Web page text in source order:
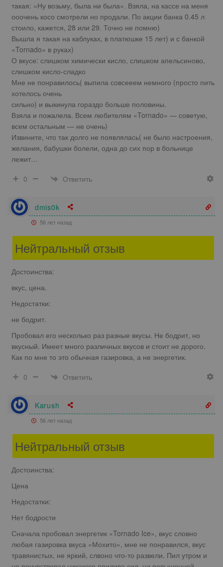
такая: «Ну возьму, была ни была». Взяла, на кассе на меня
ооочень косо смотрели но продали. По акции банка 0.45 л
стоило, кажется, 28 или 29. Точно не помню)
Вышла я такая на каблуках, в платюшке 15 лет) и с банкой
«Tornado» в руках)
О вкусе: слишком химически кисло, слишком апельсиново,
слишком кисло-сладко
Мне не понравилось( выпила совсееем немного (просто пить
хотелось очень
сильно) и выкинула гораздо больше половины.
Взяла и пожалела. Всем любителям «Tornado» — советую,
всем остальным — не очень)
Извините, что так долго не появлялась( не было настроения,
желания, бабушки болели, одна до сих пор в больнице
лежит…
0
Ответить
dmis0k
56 лет назад
Нейтральный отзыв
Достоинства:
вкус, цена.
Недостатки:
не бодрит.
Пробовал его несколько раз разные вкусы. Не бодрит, но
вкусный. Имеет много различных вкусов и стоит не дорого.
Как по мне то это обычная газировка, а не энергетик.
0
Ответить
Karush
56 лет назад
Нейтральный отзыв
Достоинства:
Цена
Недостатки:
Нет бодрости
Сначала пробовал энергетик «Tornado Ice», вкус словно
любая газировка вкуса «Мохито», мне не понравился, вкус
травянистых, не яркий, слвоно что-то развели. Пил утром и